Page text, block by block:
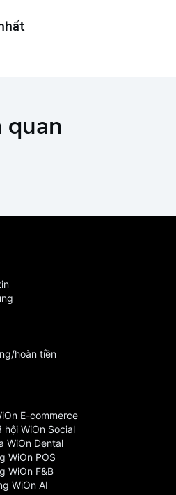
quan
hoàn tiền
E-commerce
hội WiOn Social
WiOn Dental
WiOn POS
WiOn F&B
WiOn AI